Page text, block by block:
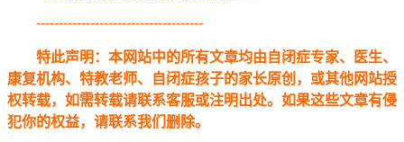
-------------------------------------
特此声明：本网站中的所有文章均由自闭症专家、医生、
康复机构、特教老师、自闭症孩子的家长原创，或其他网站授
权转载，如需转载请联系客服或注明出处。如果这些文章有侵
犯你的权益，请联系我们删除。